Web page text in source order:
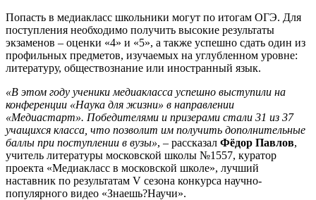
Попасть в медиакласс школьники могут по итогам ОГЭ. Для
поступления необходимо получить высокие результаты
экзаменов – оценки «4» и «5», а также успешно сдать один из
профильных предметов, изучаемых на углубленном уровне:
литературу, обществознание или иностранный язык.
«В этом году ученики медиакласса успешно выступили на
конференции «Наука для жизни» в направлении
«Медиастарт». Победителями и призерами стали 31 из 37
учащихся класса, что позволит им получить дополнительные
баллы при поступлении в вузы», – рассказал Фёдор Павлов,
учитель литературы московской школы №1557, куратор
проекта «Медиакласс в московской школе», лучший
наставник по результатам V сезона конкурса научно-
популярного видео «Знаешь?Научи».